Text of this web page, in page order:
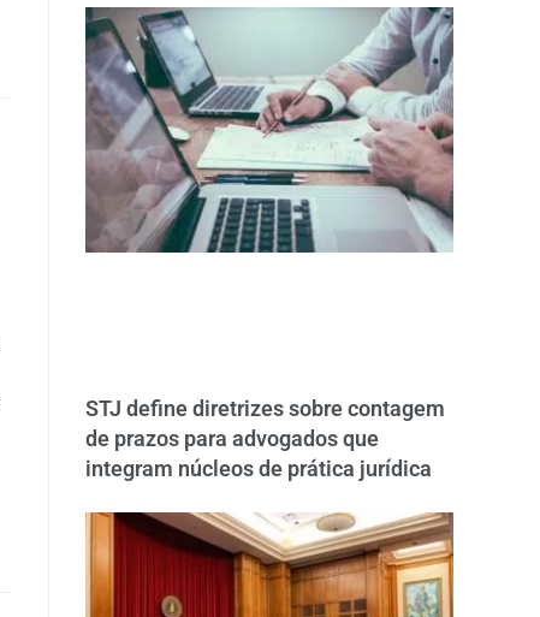
STJ define diretrizes sobre contagem
de prazos para advogados que
integram núcleos de prática jurídica